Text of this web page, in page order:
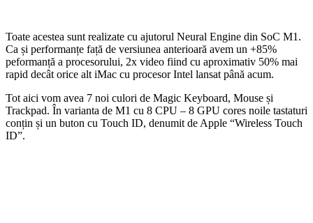
Toate acestea sunt realizate cu ajutorul Neural Engine din SoC M1.
Ca și performanțe față de versiunea anterioară avem un +85%
peformanță a procesorului, 2x video fiind cu aproximativ 50% mai
rapid decât orice alt iMac cu procesor Intel lansat până acum.
Tot aici vom avea 7 noi culori de Magic Keyboard, Mouse și
Trackpad. În varianta de M1 cu 8 CPU – 8 GPU cores noile tastaturi
conțin și un buton cu Touch ID, denumit de Apple “Wireless Touch
ID”.